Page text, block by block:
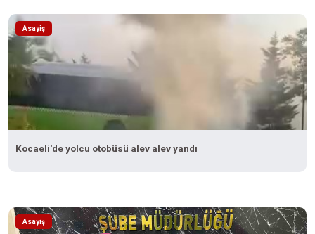
Asayiş
Kocaeli'de yolcu otobüsü alev alev yandı
Asayiş